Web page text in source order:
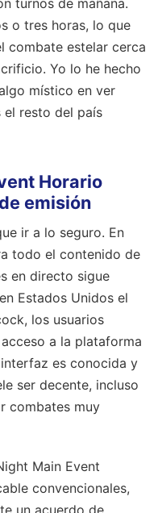
o tres horas, lo que
combate estelar cerca
Yo lo he hecho
místico en ver
el resto del país
Horario
emisión
ir a lo seguro. En
todo el contenido de
en directo sigue
Estados Unidos el
los usuarios
a la plataforma
es conocida y
ser decente, incluso
combates muy
Main Event
convencionales,
un acuerdo de